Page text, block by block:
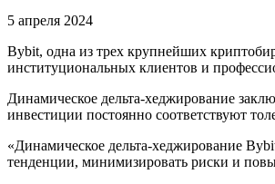
5 апреля 2024
Bybit, одна из трех крупнейших
институциональных клиентов и
Динамическое дельта-хеджирование
инвестиции постоянно соответствуют
«Динамическое дельта-хеджирование
тенденции, минимизировать риски и